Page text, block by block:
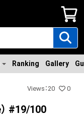
Ranking Gallery
Views ：20 0
#19/100